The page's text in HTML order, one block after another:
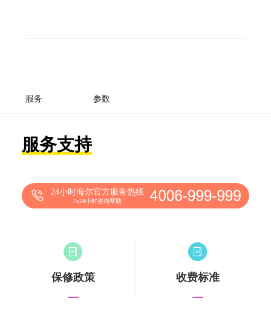
服务 参数
服务支持
24小时海尔官方服务热线
7x24小时咨询帮助
保修政策 收费标准